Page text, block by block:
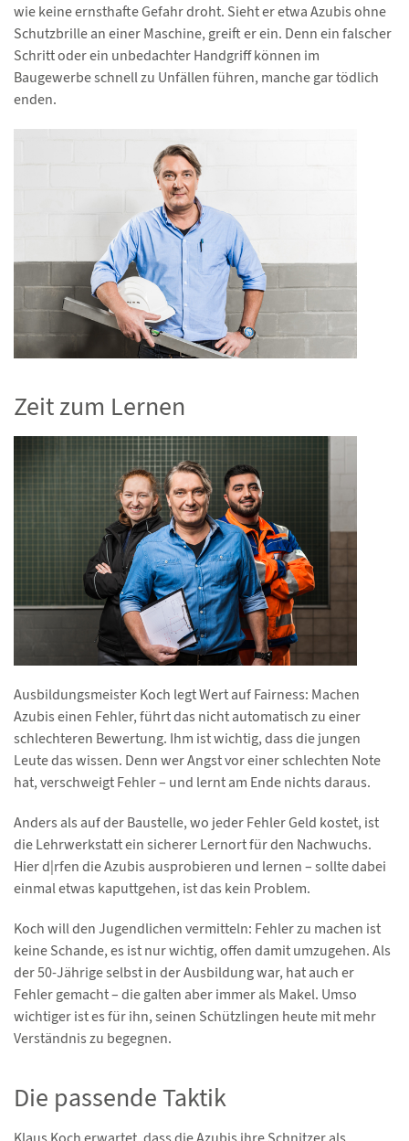
wie keine ernsthafte Gefahr droht. Sieht er etwa Azubis ohne
Schutzbrille an einer Maschine, greift er ein. Denn ein falscher
Schritt oder ein unbedachter Handgriff können im
Baugewerbe schnell zu Unfällen führen, manche gar tödlich
enden.
Zeit zum Lernen
Ausbildungsmeister Koch legt Wert auf Fairness: Machen
Azubis einen Fehler, führt das nicht automatisch zu einer
schlechteren Bewertung. Ihm ist wichtig, dass die jungen
Leute das wissen. Denn wer Angst vor einer schlechten Note
hat, verschweigt Fehler – und lernt am Ende nichts daraus.
Anders als auf der Baustelle, wo jeder Fehler Geld kostet, ist
die Lehrwerkstatt ein sicherer Lernort für den Nachwuchs.
Hier d|rfen die Azubis ausprobieren und lernen – sollte dabei
einmal etwas kaputtgehen, ist das kein Problem.
Koch will den Jugendlichen vermitteln: Fehler zu machen ist
keine Schande, es ist nur wichtig, offen damit umzugehen. Als
der 50-Jährige selbst in der Ausbildung war, hat auch er
Fehler gemacht – die galten aber immer als Makel. Umso
wichtiger ist es für ihn, seinen Schützlingen heute mit mehr
Verständnis zu begegnen.
Die passende Taktik